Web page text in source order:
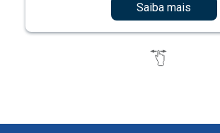
Saiba mais